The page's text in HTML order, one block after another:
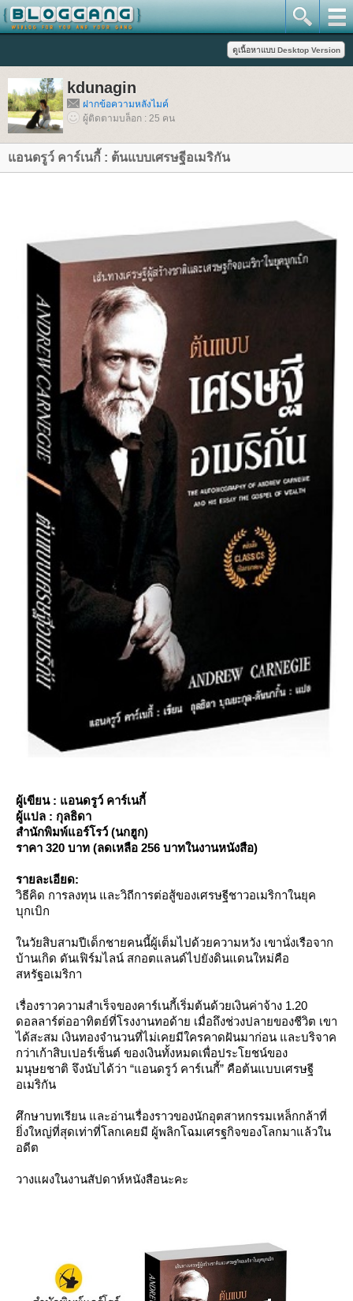
kdunagin
ฝากข้อความหลังไมค์
ผู้ติดตามบล็อก : 25 คน
อนดรูว์ คาร์เนกี้ : ต้นแบบเศรษฐีอเมริกัน
ผู้เขียน : แอนดรูว์ คาร์เนกี้
ผู้แปล : กุลธิดา
สำนักพิมพ์แอร์โรว์ (นกฮูก)
ราคา 320 บาท (ลดเหลือ 256 บาทในงานหนังสือ)
รายละเอียด:
วิธีคิด การลงทุน และวิถีการต่อสู้ของเศรษฐีชาวอเมริกาในยุค
บุกเบิก
นวัยสิบสามปีเด็กชายคนนี้ผู้เต็มไปด้วยความหวัง เขานั่งเรือจาก
บ้านเกิด ดันเฟิร์มไลน์ สกอตแลนด์ไปยังดินแดนใหม่คือ
สหรัฐอเมริกา
เรื่องราวความสำเร็จของคาร์เนกี้เริ่มต้นด้วยเงินค่าจ้าง 1.20
ดอลลาร์ต่ออาทิตย์ที่โรงงานทอด้าย เมื่อถึงช่วงปลายของชีวิต เขา
ได้สะสม เงินทองจำนวนที่ไม่เคยมีใครคาดฝันมาก่อน และบริจาค
กว่าเก้าสิบเปอร์เซ็นต์ ของเงินทั้งหมดเพื่อประโยชน์ของ
มนุษยชาติ จึงนับได้ว่า “แอนดรูว์ คาร์เนกี้” คือต้นแบบเศรษฐี
อเมริกัน
ศึกษาบทเรียน และอ่านเรื่องราวของนักอุตสาหกรรมเหล็กกล้าที่
ิ่งใหญ่ที่สุดเท่าที่โลกเคยมี ผู้พลิกโฉมเศรฐกิจของโลกมาแล้วใน
อดีต
วางแผงในงานสัปดาห์หนังสือนะคะ